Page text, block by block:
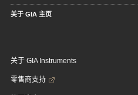
关于 GIA 主页
关于 GIA Instruments
零售商支持